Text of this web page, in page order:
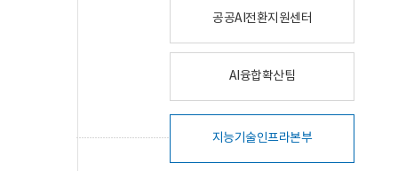
공공AI전환지원센터
AI융합확산팀
지능기술인프라본부